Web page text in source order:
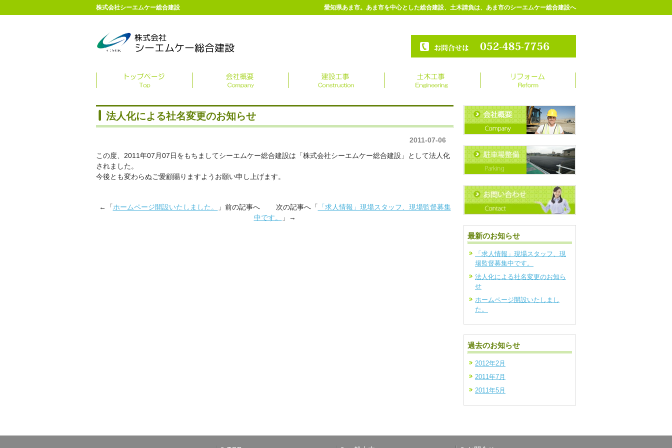
株式会社シーエムケー総合建設 愛知県あま市。あま市を中心とした総合建設、土木請負は、あま市のシーエムケー総合建設へ
法人化による社名変更のお知らせ
2011-07-06
この度、2011年07月07日をもちましてシーエムケー総合建設は「株式会社シーエムケー総合建設」として法人化
されました。
今後とも変わらぬご愛顧賜りますようお願い申し上げます。
←「ホームページ開設いたしました。 」前の記事へ 次の記事へ「 「求人情報」現場スタッフ、現場監督募集
中です。
」→
最新のお知らせ
「求人情報」現場スタッフ、現
場監督募集中です。
法人化による社名変更のお知ら
せ
ホームページ開設いたしまし
た。
過去のお知らせ
2012年2月
2011年7月
2011年5月